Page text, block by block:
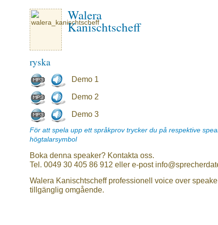
Walera
Kanischtscheff
ryska
Demo 1
Demo 2
Demo 3
För att spela upp ett språkprov trycker du på respektive
högtalarsymbol
Boka denna speaker? Kontakta oss.
Tel. 0049 30 405 86 912 eller e-post
Walera Kanischtscheff professionell voice over
tillgänglig omgående.